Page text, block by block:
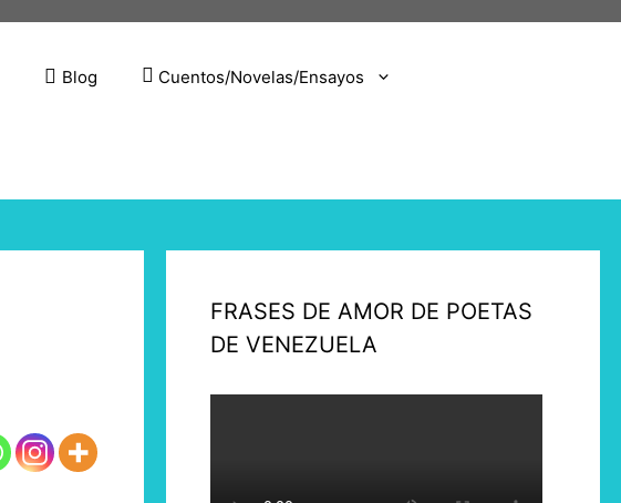
Blog Cuentos/Novelas/Ensayos
FRASES DE AMOR DE POETAS
DE VENEZUELA